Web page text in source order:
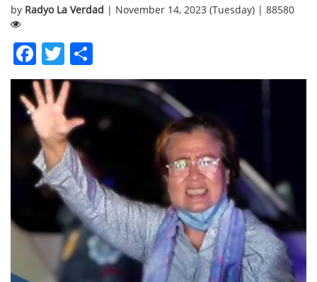
by Radyo La Verdad | November 14, 2023 (Tuesday) | 88580
Facebook
Twitter